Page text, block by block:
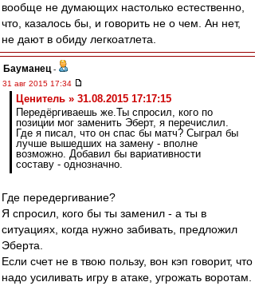
вообще не думающих настолько естественно,
что, казалось бы, и говорить не о чем. Ан нет,
не дают в обиду легкоатлета.
Бауманец -
31 авг 2015 17:34
Ценитель » 31.08.2015 17:17:15
Передёргиваешь же.Ты спросил, кого по
позиции мог заменить Эберт, я перечислил.
Где я писал, что он спас бы матч? Сыграл бы
лучше вышедших на замену - вполне
возможно. Добавил бы вариативности
составу - однозначно.
Где передергивание?
Я спросил, кого бы ты заменил - а ты в
ситуациях, когда нужно забивать, предложил
Эберта.
Если счет не в твою пользу, вон кэп говорит, что
надо усиливать игру в атаке, угрожать воротам.